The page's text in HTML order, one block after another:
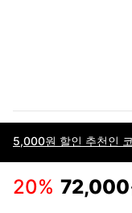
5,000원 할인 추천인
20% 72,000
이용약관고객센터판